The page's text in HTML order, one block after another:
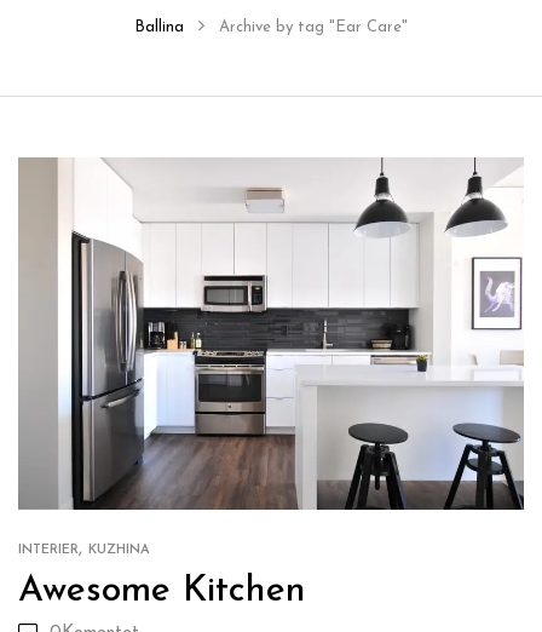
Ballina Archive by tag "Ear Care"
INTERIER, KUZHINA
Awesome Kitchen